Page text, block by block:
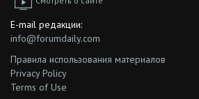
E-mail редакции:
info@forumdaily.com
Правила использования материалов
Privacy Policy
Terms of Use